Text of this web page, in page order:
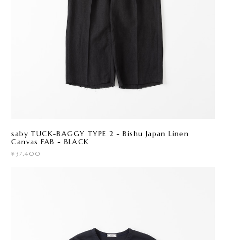
saby TUCK-BAGGY TYPE 2 - Bishu Japan Linen
Canvas FAB - BLACK
¥37,400